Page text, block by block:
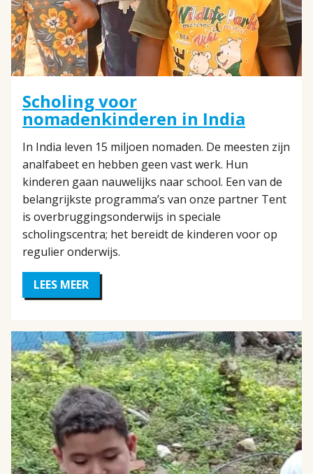
Scholing voor
nomadenkinderen in India
In India leven 15 miljoen nomaden. De meesten zijn
analfabeet en hebben geen vast werk. Hun
kinderen gaan nauwelijks naar school. Een van de
belangrijkste programma’s van onze partner Tent
is overbruggingsonderwijs in speciale
scholingscentra; het bereidt de kinderen voor op
regulier onderwijs.
LEES MEER
SCHOLING
NOMADENKINDEREN
IN
INDIA